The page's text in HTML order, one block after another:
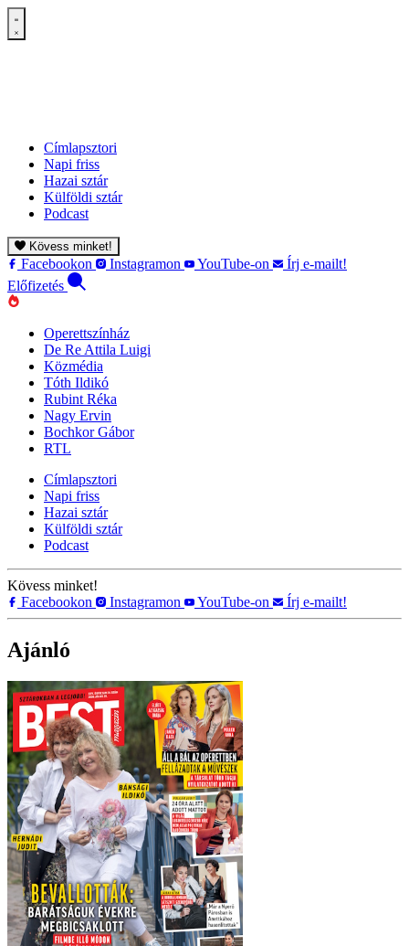
Címlapsztori
Napi friss
Hazai sztár
Külföldi sztár
Podcast
Kövess minket!
Facebookon Instagramon YouTube-on
Írj e-mailt!
Előfizetés
Operettszínház
De Re Attila Luigi
Közmédia
Tóth Ildikó
Rubint Réka
Nagy Ervin
Bochkor Gábor
RTL
Címlapsztori
Napi friss
Hazai sztár
Külföldi sztár
Podcast
Kövess minket!
Facebookon
Instagramon YouTube-on Írj e-mailt!
Ajánló